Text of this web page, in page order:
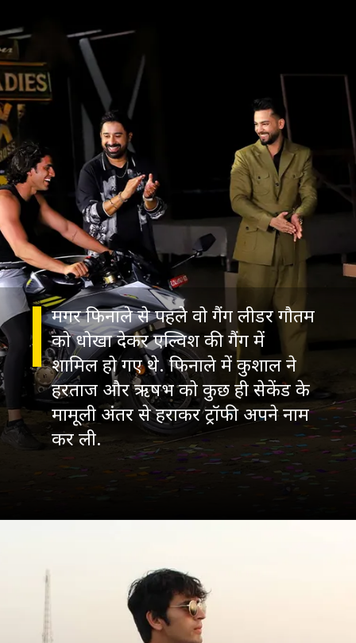
मगर फिनाले से पहले वो गैंग लीडर गौतम
को धोखा देकर एल्विश की गैंग में
शामिल हो गए थे. फिनाले में कुशाल ने
हरताज और ऋषभ को कुछ ही सेकेंड के
मामूली अंतर से हराकर ट्रॉफी अपने नाम
कर ली.